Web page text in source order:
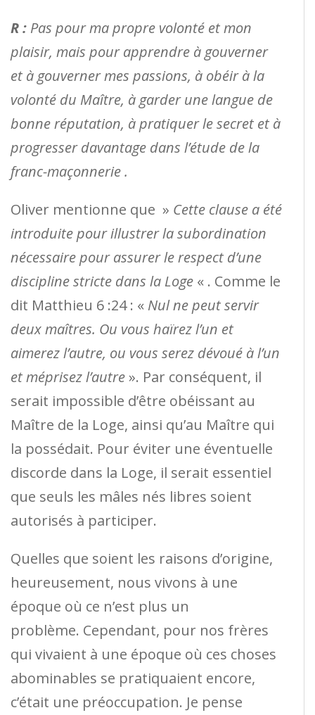
R : Pas pour ma propre volonté et mon
plaisir, mais pour apprendre à gouverner
et à gouverner mes passions, à obéir à la
volonté du Maître, à garder une langue de
bonne réputation, à pratiquer le secret et à
progresser davantage dans l’étude de la
franc-maçonnerie .
Oliver mentionne que » Cette clause a été
introduite pour illustrer la subordination
nécessaire pour assurer le respect d’une
discipline stricte dans la Loge « . Comme le
dit Matthieu 6 :24 : « Nul ne peut servir
deux maîtres. Ou vous haïrez l’un et
aimerez l’autre, ou vous serez dévoué à l’un
et méprisez l’autre». Par conséquent, il
serait impossible d’être obéissant au
Maître de la Loge, ainsi qu’au Maître qui
la possédait. Pour éviter une éventuelle
discorde dans la Loge, il serait essentiel
que seuls les mâles nés libres soient
autorisés à participer.
Quelles que soient les raisons d’origine,
heureusement, nous vivons à une
époque où ce n’est plus un
problème. Cependant, pour nos frères
qui vivaient à une époque où ces choses
abominables se pratiquaient encore,
c’était une préoccupation. Je pense